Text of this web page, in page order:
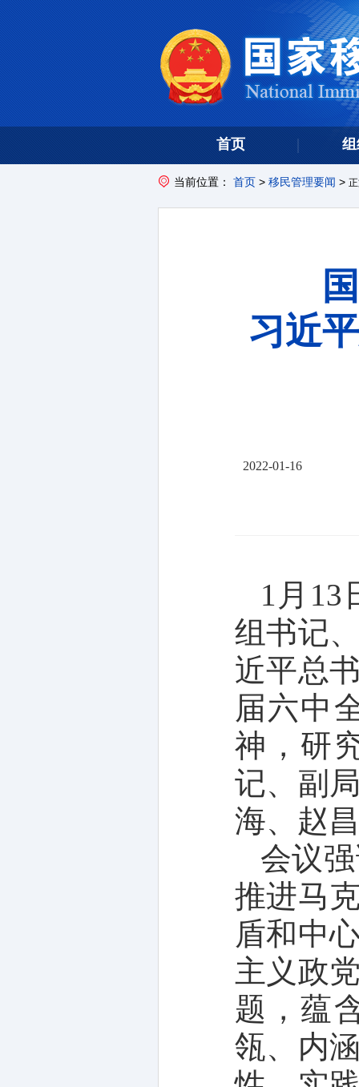
首页
当前位置： 首页> 移民管理要闻 >
习近
2022-01-16
1月13
组书记
近平总
届六中
神，研
记、副
海、赵
会议
推进马
盾和中
主义政
题，蕴
瓴、内